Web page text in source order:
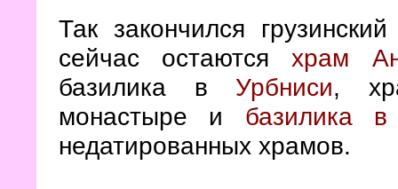
Так закончился
сейчас остаютсяхрам
базилика в Урбниси,
монастыре и базилика
недатированных храмов.